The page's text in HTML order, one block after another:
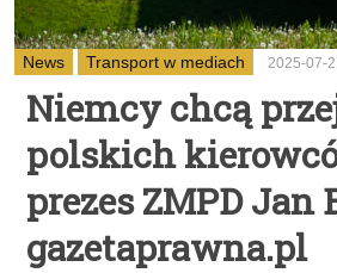
News Transport w mediach 2025-07-
Niemcy chcą
polskich
prezes ZMPD Jan
gazetaprawna.pl